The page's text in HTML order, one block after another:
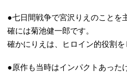
●七日間戦争で宮沢りえのことを
確には菊池健一郎です。
確かにりえは、ヒロイン的役割を
●原作も当時はインパクトあった